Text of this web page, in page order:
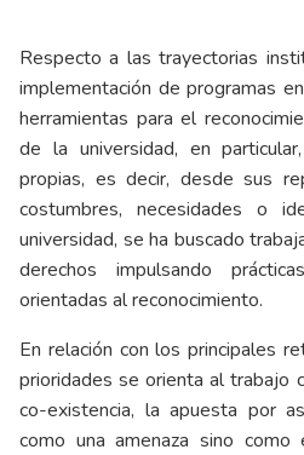
Respecto a las trayectorias
implementación de programas
herramientas para el
de la universidad, en
propias, es decir, desde sus
costumbres, necesidades o
universidad, se ha buscado
derechos impulsando
orientadas al reconocimiento.
En relación con los principales
prioridades se orienta al trabajo
co-existencia, la apuesta por
como una amenaza sino